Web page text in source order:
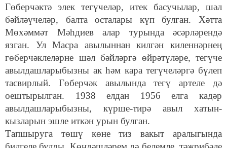
Гөберчәктә элек тегүчеләр, итек басучылар, шәл
бәйләүчеләр, балта осталары күп булган. Хәтта
Мөхәммәт Мәһдиев алар турында әсәрләрендә
язган. Ул Масра авылыннан килгән киленнәрнең
гөберчәклеләрне шәл бәйләргә өйрәтүләре, тегүче
авылдашларыбызны ак һәм кара тегүчеләргә бүлеп
тасвирлый. Гөберчәк авылында тегү артеле дә
оештырылган. 1938 елдан 1956 елга кадәр
авылдашларыбызны, күрше-тирә авыл хатын-
кызларын эшле иткән урын булган.
Тапшыруга төшү көне тиз вакыт аралыгында